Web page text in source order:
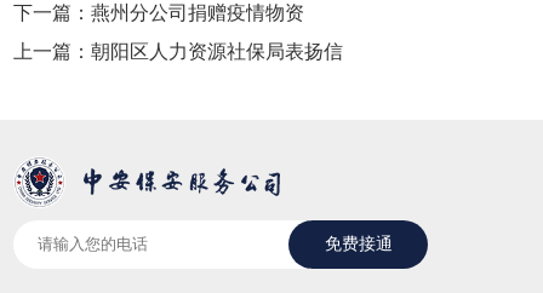
下一篇 ：燕州分公司捐赠疫情物资
上一篇 ：朝阳区人力资源社保局表扬信
免费接通